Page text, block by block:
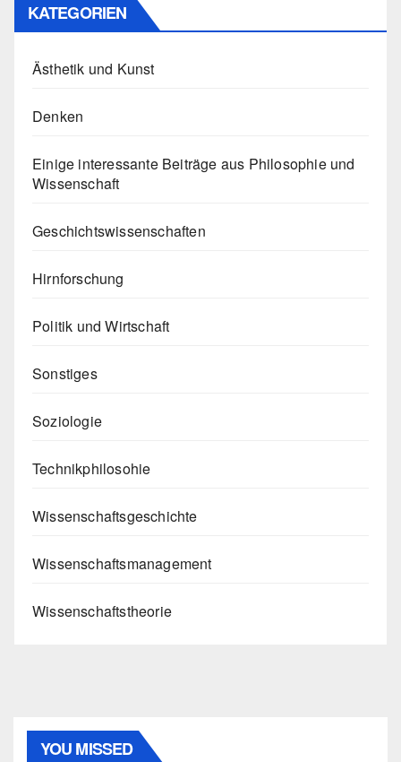
KATEGORIEN
Ästhetik und Kunst
Denken
Einige interessante Beiträge aus Philosophie und
Wissenschaft
Geschichtswissenschaften
Hirnforschung
Politik und Wirtschaft
Sonstiges
Soziologie
Technikphilosohie
Wissenschaftsgeschichte
Wissenschaftsmanagement
Wissenschaftstheorie
YOU MISSED